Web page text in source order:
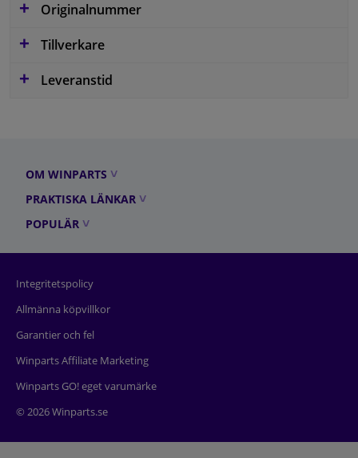
Originalnummer
Tillverkare
Leveranstid
OM WINPARTS
PRAKTISKA LÄNKAR
POPULÄR
Integritetspolicy
Allmänna köpvillkor
Garantier och fel
Winparts Affiliate Marketing
Winparts GO! eget varumärke
© 2026 Winparts.se